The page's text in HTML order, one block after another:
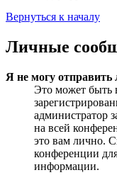
Вернуться к началу
Личные
Я не могу
Это может быть
администратор
на всей
это вам лично.
конференции
информации.